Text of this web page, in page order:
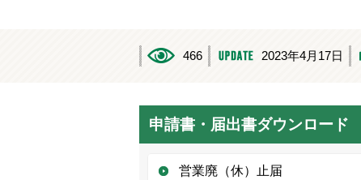
466 2023年4月17日
申請書・届出書ダウンロード
営業廃（休）止届